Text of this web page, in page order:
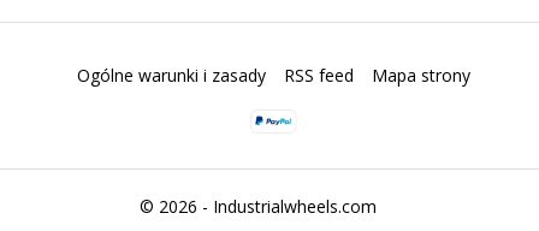
© 2026 - Industrialwheels.com
Ogólne warunki i zasady RSS feed Mapa strony